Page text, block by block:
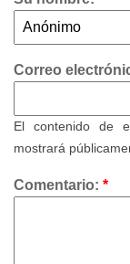
Correo
El contenido de
mostrará
Comentario: *